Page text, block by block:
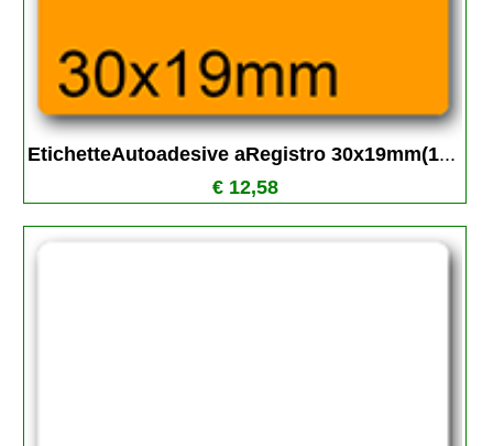
EtichetteAutoadesive aRegistro 30x19mm(1...
€ 12,58